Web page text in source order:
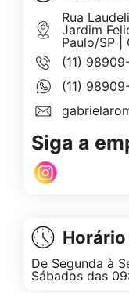
Rua
Jardim
Paulo/SP |
(11)
(11)
Siga a
De Segunda à
Sábados das